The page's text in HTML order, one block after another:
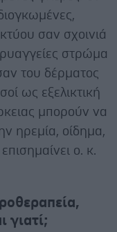
σαν σχοινιά
στρώμα
του δέρματος
ως εξελικτική
μπορούν να
ηρεμία, οίδημα,
ο. κ.
γιατί;